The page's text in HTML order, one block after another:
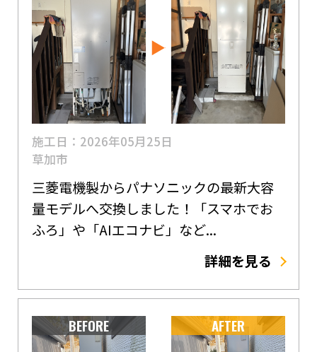
施工日：2026年05月25日
草加市
三菱電機製からパナソニックの最新大容
量モデルへ交換しました！「スマホでお
ふろ」や「AIエコナビ」など...
詳細を見る
BEFORE AFTER